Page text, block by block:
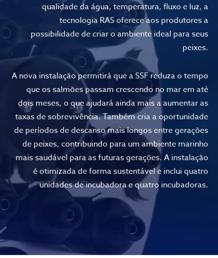
qualidade da água, temperatura, fluxo e luz, a
tecnologia RAS oferece aos produtores a
possibilidade de criar o ambiente ideal para seus
peixes.
A nova instalação permitirá que a SSF reduza o tempo
que os salmões passam crescendo no mar em até
dois meses, o que ajudará ainda mais a aumentar as
taxas de sobrevivência. Também cria a oportunidade
de períodos de descanso mais longos entre gerações
de peixes, contribuindo para um ambiente marinho
mais saudável para as futuras gerações. A instalação
é otimizada de forma sustentável e inclui quatro
unidades de incubadora e quatro incubadoras.